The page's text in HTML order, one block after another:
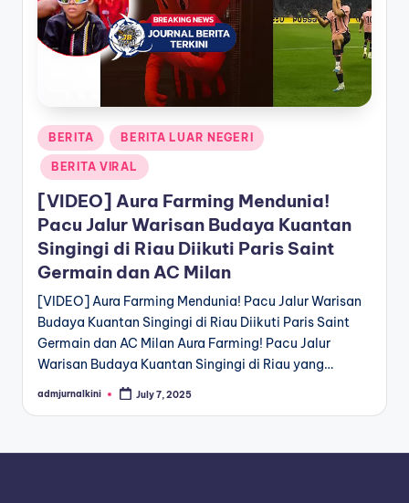
a
k
n
Posted
in
BERITA BERITA LUAR NEGERI
BERITA VIRAL
[VIDEO] Aura Farming Mendunia!
Pacu Jalur Warisan Budaya Kuantan
Singingi di Riau Diikuti Paris Saint
Germain dan AC Milan
[VIDEO] Aura Farming Mendunia! Pacu Jalur Warisan
Budaya Kuantan Singingi di Riau Diikuti Paris Saint
Germain dan AC Milan Aura Farming! Pacu Jalur
Warisan Budaya Kuantan Singingi di Riau yang…
Posted
admjurnalkini July 7, 2025